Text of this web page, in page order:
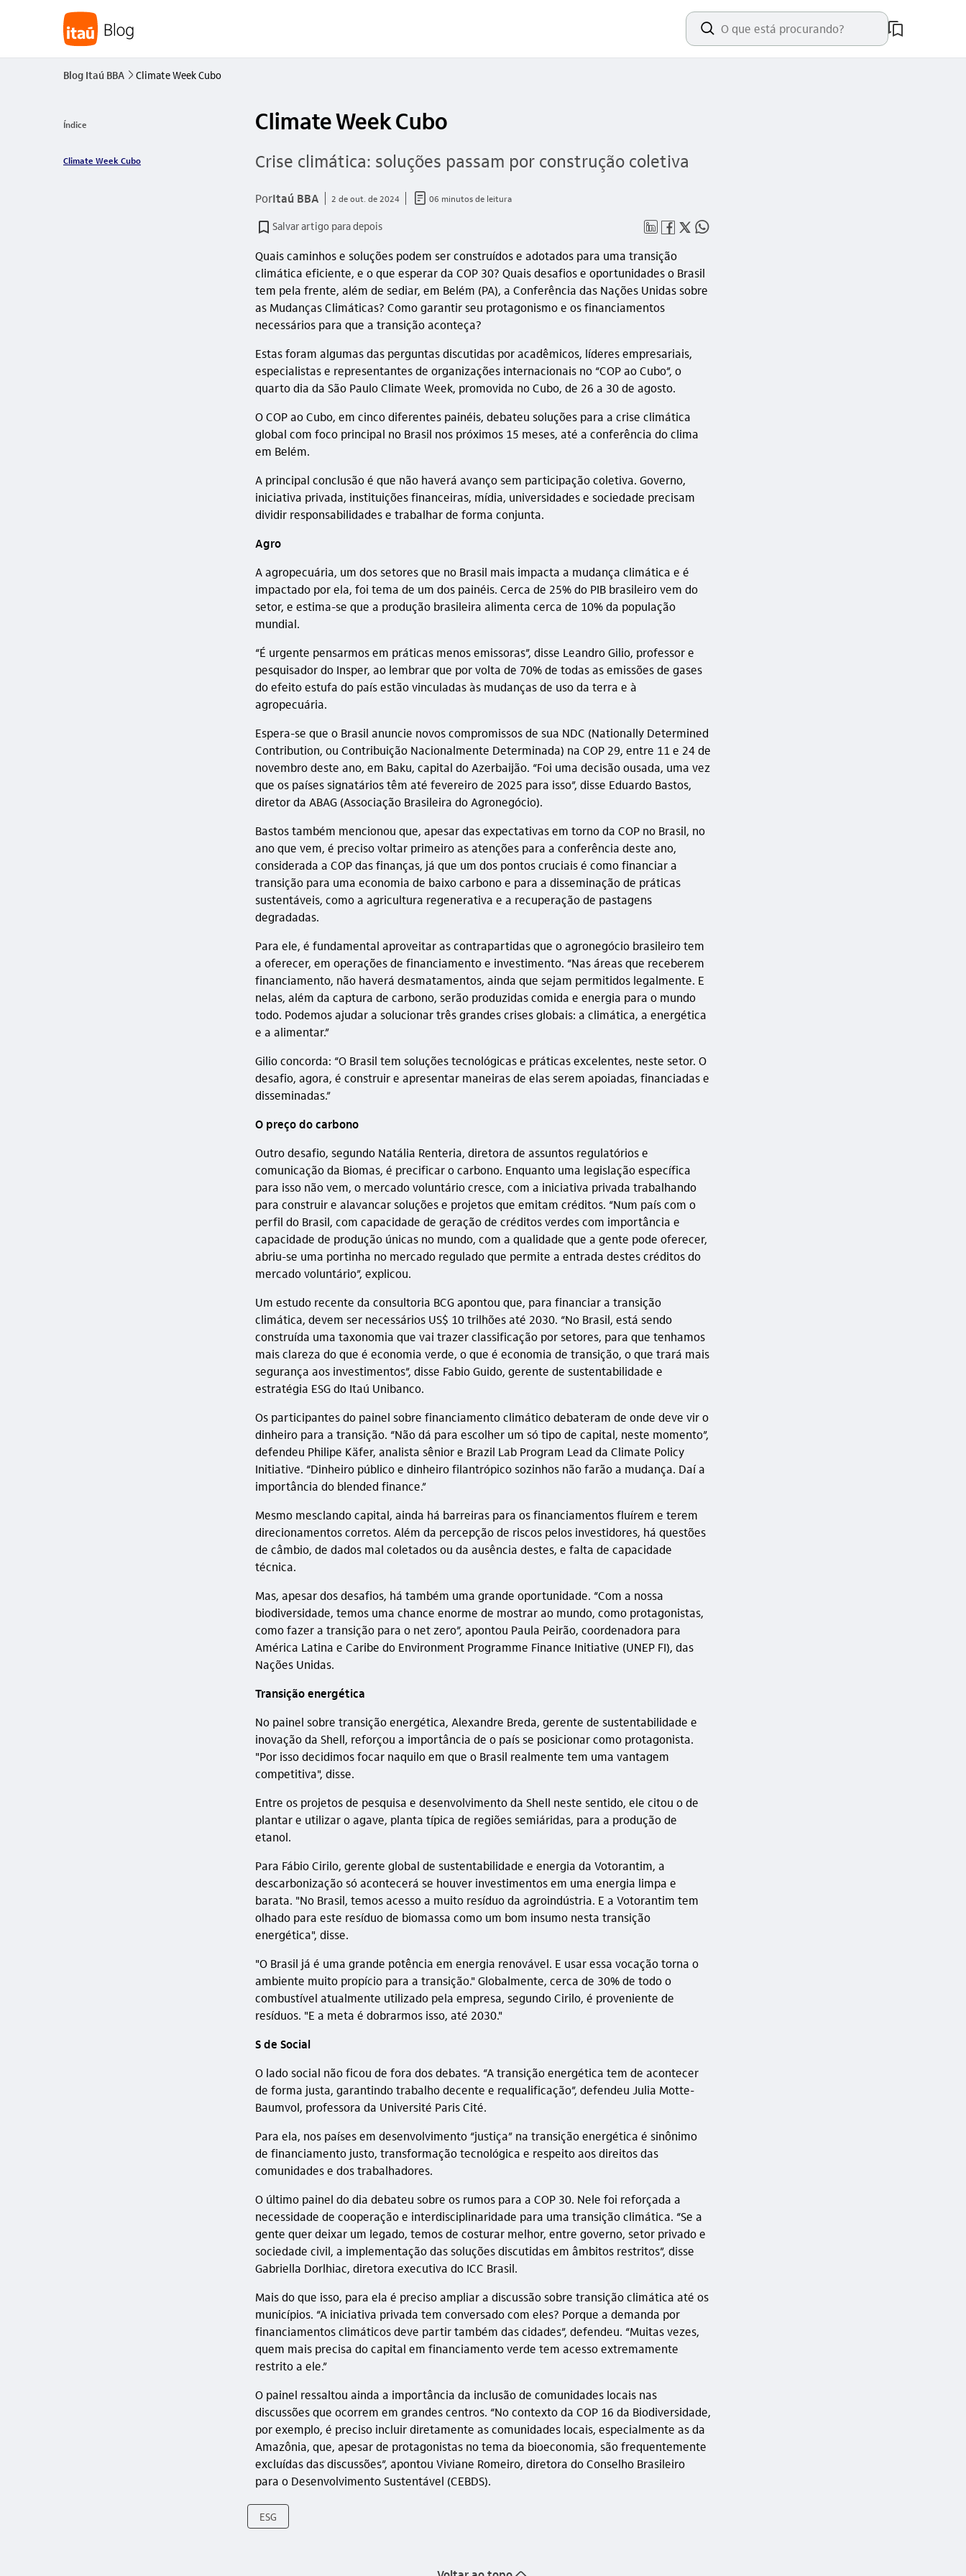
busca_outline
Blog Itaú BBA seta_direita Climate Week Cubo
Índice
Climate Week Cubo
Climate Week Cubo
Crise climática: soluções passam por construção coletiva
PorItaú BBA 2 de out. de 2024 documento_outline 06 minutos de leitura
Salvar artigo para depois linkedin_base facebook_outline twitter_outline whatsapp_outline
Quais caminhos e soluções podem ser construídos e adotados para uma transição
climática eficiente, e o que esperar da COP 30? Quais desafios e oportunidades o Brasil
tem pela frente, além de sediar, em Belém (PA), a Conferência das Nações Unidas sobre
as Mudanças Climáticas? Como garantir seu protagonismo e os financiamentos
necessários para que a transição aconteça?
Estas foram algumas das perguntas discutidas por acadêmicos, líderes empresariais,
especialistas e representantes de organizações internacionais no “COP ao Cubo”, o
quarto dia da São Paulo Climate Week, promovida no Cubo, de 26 a 30 de agosto.
OCOP ao Cubo, em cinco diferentes painéis, debateu soluções para a crise climática
global com foco principal no Brasil nos próximos 15 meses, até a conferência do clima
em Belém.
A principal conclusão é que não haverá avanço sem participação coletiva. Governo,
iniciativa privada, instituições financeiras, mídia, universidades e sociedade precisam
dividir responsabilidades e trabalhar de forma conjunta.
Agro
A agropecuária, um dos setores que no Brasil mais impacta a mudança climática e é
impactado por ela, foi tema de um dos painéis. Cerca de 25% do PIB brasileiro vem do
setor, e estima-se que a produção brasileira alimenta cerca de 10% da população
mundial.
“É urgente pensarmos em práticas menos emissoras”, disse Leandro Gilio, professor e
pesquisador do Insper, ao lembrar que por volta de 70% de todas as emissões de gases
do efeito estufa do país estão vinculadas às mudanças de uso da terra e à
agropecuária.
Espera-se que o Brasil anuncie novos compromissos de sua NDC (Nationally Determined
Contribution, ou Contribuição Nacionalmente Determinada) na COP 29, entre 11 e 24 de
novembro deste ano, em Baku, capital do Azerbaijão. “Foi uma decisão ousada, uma vez
que os países signatários têm até fevereiro de 2025 para isso”, disse Eduardo Bastos,
diretor da ABAG (Associação Brasileira do Agronegócio).
Bastos também mencionou que, apesar das expectativas em torno da COP no Brasil, no
ano que vem, é preciso voltar primeiro as atenções para a conferência deste ano,
considerada a COP das finanças, já que um dos pontos cruciais é como financiar a
transição para uma economia de baixo carbono e para a disseminação de práticas
sustentáveis, como a agricultura regenerativa e a recuperação de pastagens
degradadas.
Para ele, é fundamental aproveitar as contrapartidas que o agronegócio brasileiro tem
a oferecer, em operações de financiamento e investimento. “Nas áreas que receberem
financiamento, não haverá desmatamentos, ainda que sejam permitidos legalmente. E
nelas, além da captura de carbono, serão produzidas comida e energia para o mundo
todo. Podemos ajudar a solucionar três grandes crises globais: a climática, a energética
e a alimentar.”
Gilio concorda: “O Brasil tem soluções tecnológicas e práticas excelentes, neste setor. O
desafio, agora, é construir e apresentar maneiras de elas serem apoiadas, financiadas e
disseminadas.”
O preço do carbono
Outro desafio, segundo Natália Renteria, diretora de assuntos regulatórios e
comunicação da Biomas, é precificar o carbono. Enquanto uma legislação específica
para isso não vem, o mercado voluntário cresce, com a iniciativa privada trabalhando
para construir e alavancar soluções e projetos que emitam créditos. “Num país com o
perfil do Brasil, com capacidade de geração de créditos verdes com importância e
capacidade de produção únicas no mundo, com a qualidade que a gente pode oferecer,
abriu-se uma portinha no mercado regulado que permite a entrada destes créditos do
mercado voluntário”, explicou.
Um estudo recente da consultoria BCG apontou que, para financiar a transição
climática, devem ser necessários US$ 10 trilhões até 2030. “No Brasil, está sendo
construída uma taxonomia que vai trazer classificação por setores, para que tenhamos
mais clareza do que é economia verde, o que é economia de transição, o que trará mais
segurança aos investimentos”, disse Fabio Guido, gerente de sustentabilidade e
estratégia ESG do Itaú Unibanco.
Os participantes do painel sobre financiamento climático debateram de onde deve vir o
dinheiro para a transição. “Não dá para escolher um só tipo de capital, neste momento”,
defendeu Philipe Käfer, analista sênior e Brazil Lab Program Lead da Climate Policy
Initiative. “Dinheiro público e dinheiro filantrópico sozinhos não farão a mudança. Daí a
importância do blended finance.”
Mesmo mesclando capital, ainda há barreiras para os financiamentos fluírem e terem
direcionamentos corretos. Além da percepção de riscos pelos investidores, há questões
de câmbio, de dados mal coletados ou da ausência destes, e falta de capacidade
técnica.
Mas, apesar dos desafios, há também uma grande oportunidade. “Com a nossa
biodiversidade, temos uma chance enorme de mostrar ao mundo, como protagonistas,
como fazer a transição para o net zero”, apontou Paula Peirão, coordenadora para
América Latina e Caribe do Environment Programme Finance Initiative (UNEP FI), das
Nações Unidas.
Transição energética
No painel sobre transição energética, Alexandre Breda, gerente de sustentabilidade e
inovação da Shell, reforçou a importância de o país se posicionar como protagonista.
"Por isso decidimos focar naquilo em que o Brasil realmente tem uma vantagem
competitiva", disse.
Entre os projetos de pesquisa e desenvolvimento da Shell neste sentido, ele citou o de
plantar e utilizar o agave, planta típica de regiões semiáridas, para a produção de
etanol.
Para Fábio Cirilo, gerente global de sustentabilidade e energia da Votorantim, a
descarbonização só acontecerá se houver investimentos em uma energia limpa e
barata. "No Brasil, temos acesso a muito resíduo da agroindústria. E a Votorantim tem
olhado para este resíduo de biomassa como um bom insumo nesta transição
energética", disse.
"O Brasil já é uma grande potência em energia renovável. E usar essa vocação torna o
ambiente muito propício para a transição." Globalmente, cerca de 30% de todo o
combustível atualmente utilizado pela empresa, segundo Cirilo, é proveniente de
resíduos. "E a meta é dobrarmos isso, até 2030."
S de Social
O lado social não ficou de fora dos debates. “A transição energética tem de acontecer
de forma justa, garantindo trabalho decente e requalificação”, defendeu Julia Motte-
Baumvol, professora da Université Paris Cité.
Para ela, nos países em desenvolvimento “justiça” na transição energética é sinônimo
de financiamento justo, transformação tecnológica e respeito aos direitos das
comunidades e dos trabalhadores.
O último painel do dia debateu sobre os rumos para a COP 30. Nele foi reforçada a
necessidade de cooperação e interdisciplinaridade para uma transição climática. “Se a
gente quer deixar um legado, temos de costurar melhor, entre governo, setor privado e
sociedade civil, a implementação das soluções discutidas em âmbitos restritos”, disse
Gabriella Dorlhiac, diretora executiva do ICC Brasil.
Mais do que isso, para ela é preciso ampliar a discussão sobre transição climática até os
municípios. “A iniciativa privada tem conversado com eles? Porque a demanda por
financiamentos climáticos deve partir também das cidades”, defendeu. “Muitas vezes,
quem mais precisa do capital em financiamento verde tem acesso extremamente
restrito a ele.”
O painel ressaltou ainda a importância da inclusão de comunidades locais nas
discussões que ocorrem em grandes centros. “No contexto da COP 16 da Biodiversidade,
por exemplo, é preciso incluir diretamente as comunidades locais, especialmente as da
Amazônia, que, apesar de protagonistas no tema da bioeconomia, são frequentemente
excluídas das discussões”, apontou Viviane Romeiro, diretora do Conselho Brasileiro
para o Desenvolvimento Sustentável (CEBDS).
ESG